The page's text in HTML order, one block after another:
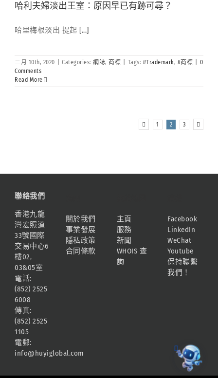
哈利夫婦淡出王室：原因早已有跡可尋？
哈里梅根淡出 提起 [...]
二月 10th, 2020 Categories: 網誌, 商標 Tags: #Trademark, #商標
0
Comments
Read More
1 2 3
聯絡我們
香港九龍
灣宏照道
33號國際
交易中心6
樓02,
03&05室
電話:
(852) 2525
6008
傳真:
(852) 2525
1105
電郵:
info@huyiglobal.com
關於我們
事業發展
隱私政策
合同條款
主頁
服務
新聞
WHOIS 查
詢
Facebook
LinkedIn
WeChat
Youtube
保持聯繫
我們！